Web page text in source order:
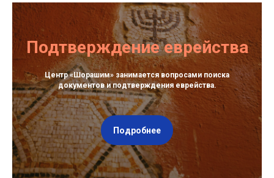
Подтверждение еврейства
Центр «Шорашим» занимается вопросами поиска
документов и подтверждения еврейства.
Подробнее